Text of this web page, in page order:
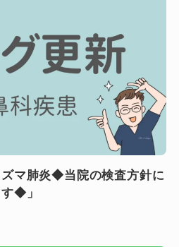
マ肺炎◆当院の検査方針に
◆」